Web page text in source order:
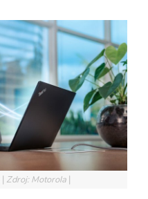
Zdroj: Motorola